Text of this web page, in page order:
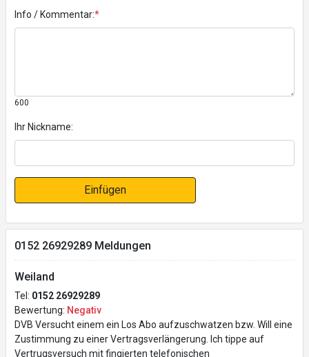
Info / Kommentar:*
600
Ihr Nickname:
Einfügen
0152 26929289 Meldungen
Weiland
Tel: 0152 26929289
Bewertung: Negativ
DVB Versucht einem ein Los Abo aufzuschwatzen bzw. Will eine
Zustimmung zu einer Vertragsverlängerung. Ich tippe auf
Vertrugsversuch mit fingierten telefonischen